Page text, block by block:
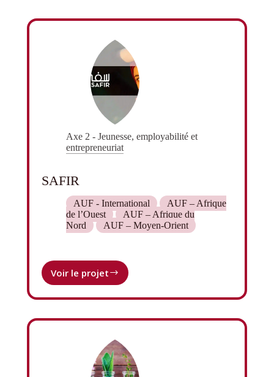
Axe 2 - Jeunesse, employabilité et
entrepreneuriat
SAFIR
AUF - International
AUF – Afrique
de l’Ouest
AUF – Afrique du
Nord
AUF – Moyen-Orient
Voir le projet
SAFIR